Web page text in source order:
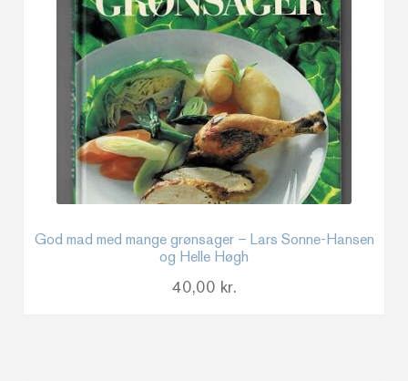
God mad med mange grønsager – Lars Sonne-Hansen
og Helle Høgh
40,00 kr.